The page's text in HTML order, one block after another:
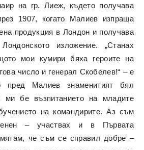
на гр. Лиеж, където получава
1907, когато Малиев изпраща
продукция в Лондон и получава
изложение. „Станах
мои кумири бяха героите на
число и генерал Скобелев!“ – е
пред Малиев знаменитият бял
ми бе възпитанието на младите
на командирите. Аз съм
– участвах и в Първата
че съм се справил добре –